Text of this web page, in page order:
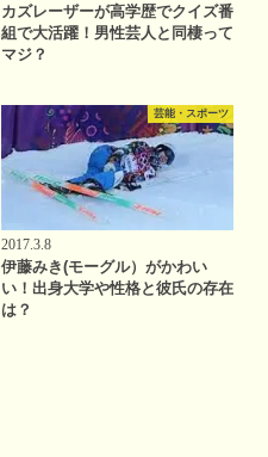
カズレーザーが高学歴でクイズ番
組で大活躍！男性芸人と同棲って
マジ？
芸能・スポーツ
2017.3.8
伊藤みき(モーグル）がかわい
い！出身大学や性格と彼氏の存在
は？